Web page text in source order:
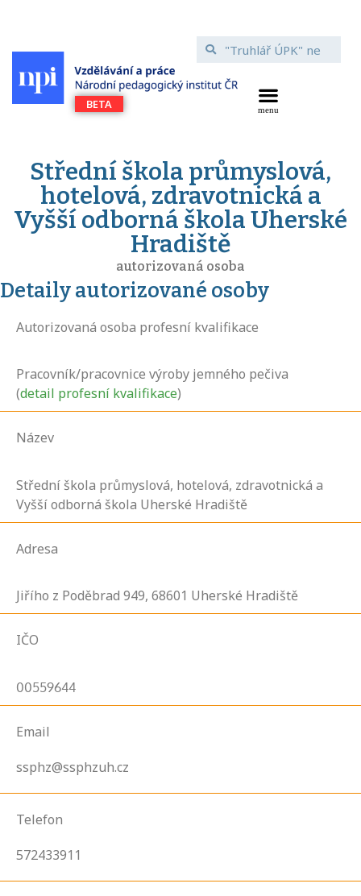
Střední škola průmyslová,
hotelová, zdravotnická a
Vyšší odborná škola Uherské
Hradiště
autorizovaná osoba
Detaily autorizované osoby
Autorizovaná osoba profesní kvalifikace
Pracovník/pracovnice výroby jemného pečiva
(detail profesní kvalifikace)
Název
Střední škola průmyslová, hotelová, zdravotnická a
Vyšší odborná škola Uherské Hradiště
Adresa
Jiřího z Poděbrad 949, 68601 Uherské Hradiště
IČO
00559644
Email
ssphz@ssphzuh.cz
Telefon
572433911